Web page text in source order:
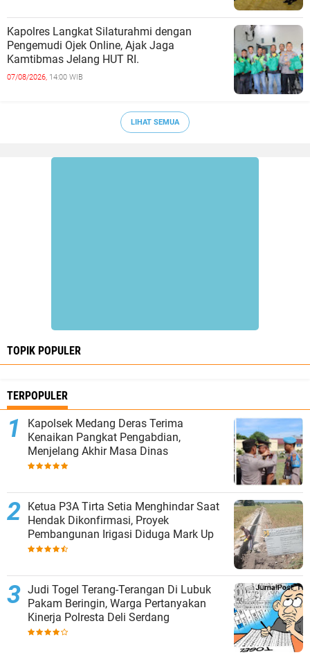
Kapolres Langkat Silaturahmi dengan
Pengemudi Ojek Online, Ajak Jaga
Kamtibmas Jelang HUT RI.
07/08/2026, 14:00 WIB
LIHAT SEMUA
TOPIK POPULER
TERPOPULER
Kapolsek Medang Deras Terima
Kenaikan Pangkat Pengabdian,
Menjelang Akhir Masa Dinas
Ketua P3A Tirta Setia Menghindar Saat
Hendak Dikonfirmasi, Proyek
Pembangunan Irigasi Diduga Mark Up
Judi Togel Terang-Terangan Di Lubuk
Pakam Beringin, Warga Pertanyakan
Kinerja Polresta Deli Serdang